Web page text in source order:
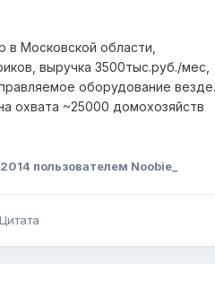
в Московской области,
выручка 3500тыс.руб./мес,
оборудование везде.
охвата ~25000 домохозяйств
пользователем Noobie_
Цитата